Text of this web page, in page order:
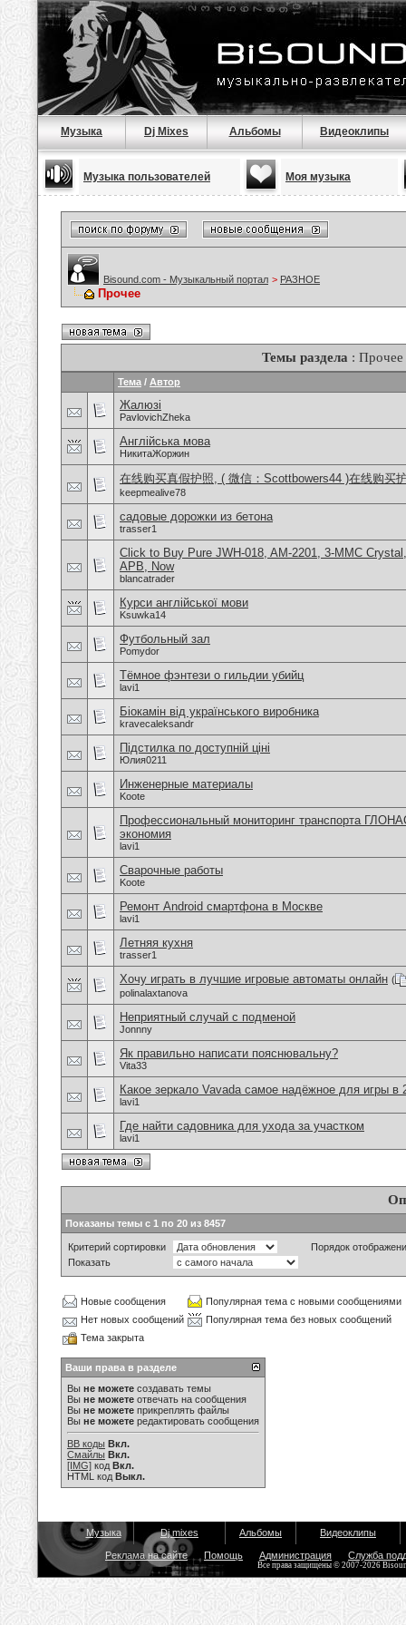
Музыка Dj Mixes Альбомы Видеоклипы
Музыка пользователей Моя музыка
Bisound.com - Музыкальный портал > РАЗНОЕ
Прочее
Темы раздела : Прочее
Тема / Автор
Жалюзі
PavlovichZheka
Англійська мова
НикитаЖоржин
在线购买真假护照, ( 微信：Scottbowers44 )在线购买
keepmealive78
садовые дорожки из бетона
trasser1
Click to Buy Pure JWH-018, AM-2201, 3-MMC
APB, Now
blancatrader
Курси англійської мови
Ksuwka14
Футбольный зал
Pomydor
Тёмное фэнтези о гильдии убийц
lavi1
Біокамін від українського виробника
kravecaleksandr
Підстилка по доступній ціні
Юлия0211
Инженерные материалы
Koote
Профессиональный мониторинг транспорта
экономия
lavi1
Сварочные работы
Koote
Ремонт Android смартфона в Москве
lavi1
Летняя кухня
trasser1
Хочу играть в лучшие игровые автоматы онлайн (
polinalaxtanova
Неприятный случай с подменой
Jonnny
Як правильно написати пояснювальну?
Vita33
Какое зеркало Vavada самое надёжное для игры в
lavi1
Где найти садовника для ухода за участком
lavi1
Показаны темы с 1 по 20 из 8457
Критерий сортировки
Порядок
Показать
Новые сообщения
Популярная тема с новыми сообщениями
Нет новых сообщений
Популярная тема без новых сообщений
Тема закрыта
Ваши права в разделе
Вы не можете создавать темы
Вы не можете отвечать на сообщения
Вы не можете прикреплять файлы
Вы не можете редактировать сообщения
BB коды Вкл.
Смайлы Вкл.
[IMG] код Вкл.
HTML код Выкл.
Музыка Dj mixes Альбомы Видеоклипы
Реклама на сайте Помощь Администрация Служба
Все права защищены © 2007-2026